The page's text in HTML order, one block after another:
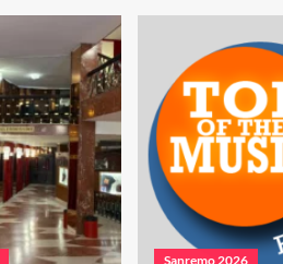
Sanremo 2026